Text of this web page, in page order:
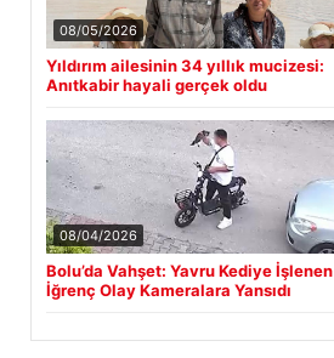
08/05/2026
Yıldırım ailesinin 34 yıllık mucizesi:
Anıtkabir hayali gerçek oldu
08/04/2026
Bolu’da Vahşet: Yavru Kediye İşlenen
İğrenç Olay Kameralara Yansıdı